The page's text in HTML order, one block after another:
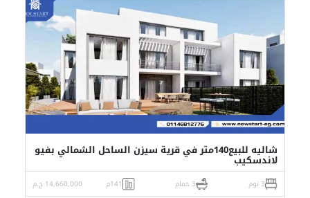
شاليه للبيع140متر في قرية سيزن الساحل الشمالي بفيو
لاندسكيب
3 نوم 3 حمام 141م 14,660,000 ج.م